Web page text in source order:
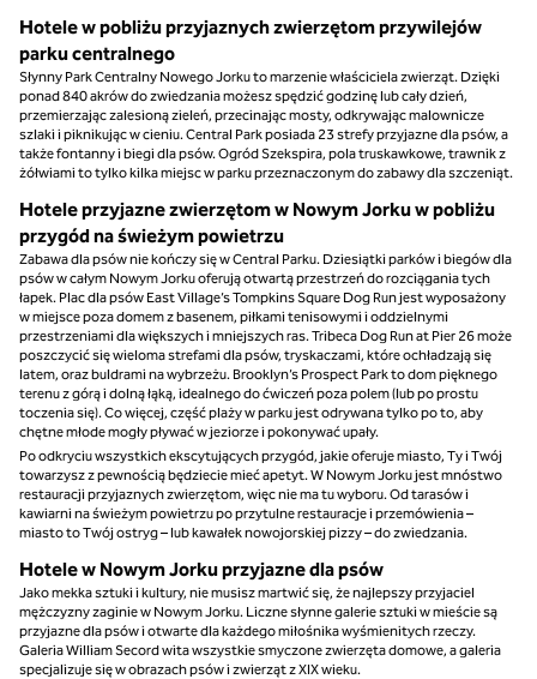
Hotele w pobliżu przyjaznych zwierzętom przywilejów
parku centralnego
Słynny Park Centralny Nowego Jorku to marzenie właściciela zwierząt. Dzięki
ponad 840 akrów do zwiedzania możesz spędzić godzinę lub cały dzień,
przemierzając zalesioną zieleń, przecinając mosty, odkrywając malownicze
szlaki i piknikując w cieniu. Central Park posiada 23 strefy przyjazne dla psów, a
także fontanny i biegi dla psów. Ogród Szekspira, pola truskawkowe, trawnik z
żółwiami to tylko kilka miejsc w parku przeznaczonym do zabawy dla szczeniąt.
Hotele przyjazne zwierzętom w Nowym Jorku w pobliżu
przygód na świeżym powietrzu
Zabawa dla psów nie kończy się w Central Parku. Dziesiątki parków i biegów dla
psów w całym Nowym Jorku oferują otwartą przestrzeń do rozciągania tych
łapek. Plac dla psów East Village’s Tompkins Square Dog Run jest wyposażony
w miejsce poza domem z basenem, piłkami tenisowymi i oddzielnymi
przestrzeniami dla większych i mniejszych ras. Tribeca Dog Run at Pier 26 może
poszczycić się wieloma strefami dla psów, tryskaczami, które ochładzają się
latem, oraz buldrami na wybrzeżu. Brooklyn’s Prospect Park to dom pięknego
terenu z górą i dolną łąką, idealnego do ćwiczeń poza polem (lub po prostu
toczenia się). Co więcej, część plaży w parku jest odrywana tylko po to, aby
chętne młode mogły pływać w jeziorze i pokonywać upały.
Po odkryciu wszystkich ekscytujących przygód, jakie oferuje miasto, Ty i Twój
towarzysz z pewnością będziecie mieć apetyt. W Nowym Jorku jest mnóstwo
restauracji przyjaznych zwierzętom, więc nie ma tu wyboru. Od tarasów i
kawiarni na świeżym powietrzu po przytulne restauracje i przemówienia –
miasto to Twój ostryg – lub kawałek nowojorskiej pizzy – do zwiedzania.
Hotele w Nowym Jorku przyjazne dla psów
Jako mekka sztuki i kultury, nie musisz martwić się, że najlepszy przyjaciel
mężczyzny zaginie w Nowym Jorku. Liczne słynne galerie sztuki w mieście są
przyjazne dla psów i otwarte dla każdego miłośnika wyśmienitych rzeczy.
Galeria William Secord wita wszystkie smyczone zwierzęta domowe, a galeria
specjalizuje się w obrazach psów i zwierząt z XIX wieku.